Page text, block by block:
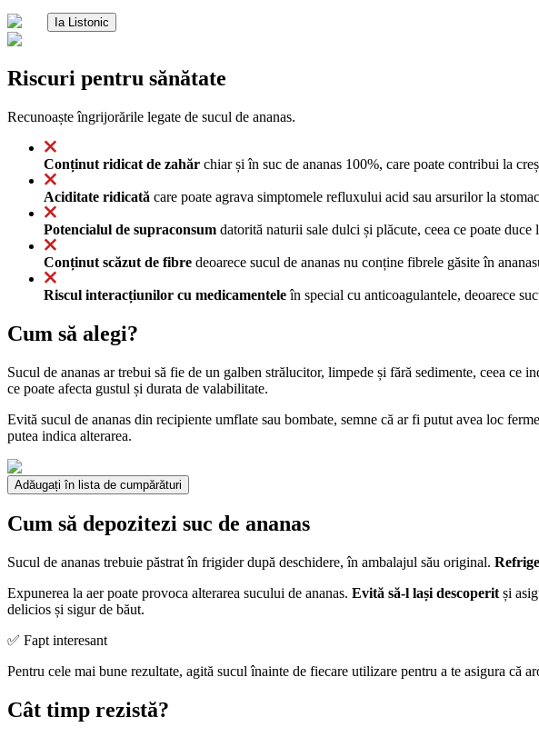
Ia Listonic
Riscuri pentru sănătate
Recunoaște îngrijorările legate de sucul de ananas.
Conținut ridicat de zahăr chiar și în suc de ananas 100%, care poate contribui la
Aciditate ridicată care poate agrava simptomele refluxului acid sau arsurilor la
Potencialul de supraconsum datorită naturii sale dulci și plăcute, ceea ce poate
Conținut scăzut de fibre deoarece sucul de ananas nu conține fibrele găsite în
Riscul interacțiunilor cu medicamenteleîn special cu anticoagulantele, deoarece
Cum să alegi?
Sucul de ananas ar trebui să fie de un galben strălucitor, limpede și fără sedimente, ceea ce
ce poate afecta gustul și durata de valabilitate.
Evită sucul de ananas din recipiente umflate sau bombate, semne că ar fi putut avea loc
putea indica alterarea.
Adăugați în lista de cumpărături
Cum să depozitezi suc de ananas
Sucul de ananas trebuie păstrat în frigider după deschidere, în ambalajul său original.
Expunerea la aer poate provoca alterarea sucului de ananas. Evită să-l lași descoperit și
delicios și sigur de băut.
✅ Fapt interesant
Pentru cele mai bune rezultate, agită sucul înainte de fiecare utilizare pentru a te asigura că
Cât timp rezistă?